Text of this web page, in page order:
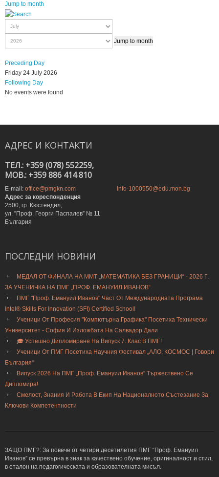
Jump to month
Jump to month
Preceding Day
Friday 24 July 2026
Following Day
No events were found
АДРЕС И КОНТАКТИ
ТЕЛ.: +359 (078) 552259,
MOB.: +359 886 414 810
E-mail: office@pmgkn.com
info-1000550@edu.mon.bg
Адрес за кореспонденция
2500, гр. Кюстендил,
ул. ”Проф. Георги Паспалев” № 11
България
ПОСЛЕДНИ НОВИНИ
МЕДАЛ ОТ ФИНАЛА НА ММТ „МАТЕМАТИКА БЕЗ ГРАНИЦИ“ - 2026 Г.
ЗА УЧЕНИЧКА НА ПМГ „ПРОФ. ЕМАНУИЛ ИВАНОВ“
ПМГ "Проф. Емануил Иванов" Част От Международната Програма
Intel® Skills For Innovation (SFI) Certified School!
Ученици От Професия "Компютърна Графика" Посетиха Технически
Университет - София И Изложбата На Салвадор Дали
🎓 Успешно Дипломиране На Випуск 7. Клас В ПМГ!
Ученици От ПМГ Посетиха Научния Фестивал „АЛО, КОСМОС | Говори
България“
Випуск 2026 На ПМГ „Проф. Емануил Иванов“ Тържествено Се
Дипломира!
Смелост, Знания И Работа В Екип На Националното Състезание За
Ключови Компетентности
ЗАЩО ПМГ?: За повече от четири десетилетия ПМГ “Проф. Емануил
Иванов” се превърна в знак за качествено обучение, оригиналност и стил,
в еталон на педагогическата и образователната мисъл.